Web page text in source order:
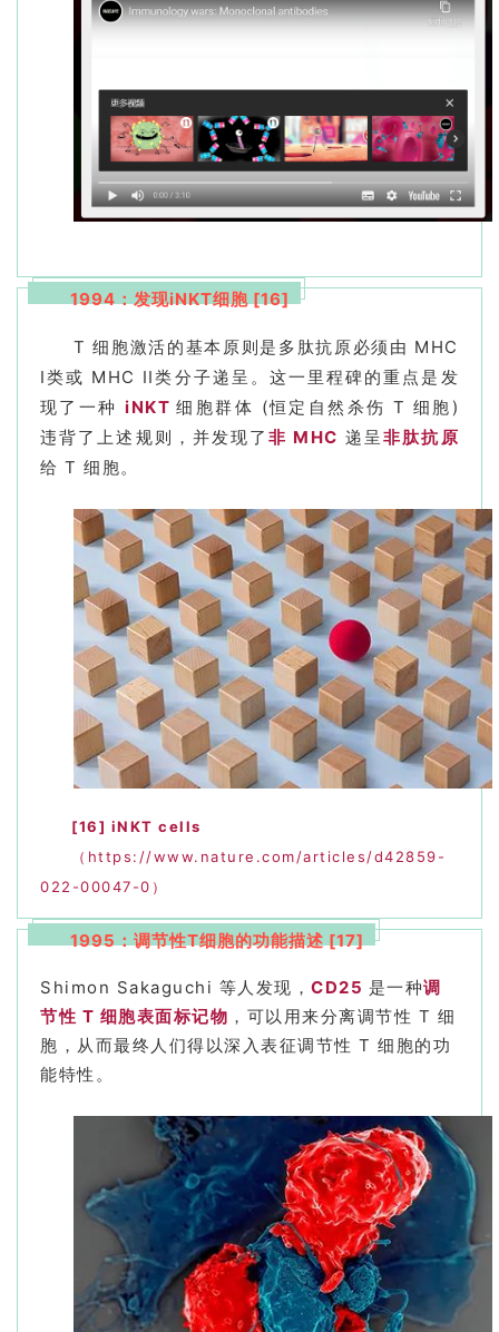
1994：发现iNKT细胞 [16]
T 细胞激活的基本原则是多肽抗原必须由 MHC
I类或 MHC II类分子递呈。这一里程碑的重点是发
现了一种iNKT细胞群体 (恒定自然杀伤 T 细胞)
违背了上述规则，并发现了非 MHC 递呈非肽抗原
给 T 细胞。
[16] iNKT cells
（https://www.nature.com/articles/d42859-
022-00047-0）
1995：调节性T细胞的功能描述 [17]
Shimon Sakaguchi 等人发现， CD25 是一种调
节性 T 细胞表面标记物 ，可以用来分离调节性 T 细
胞，从而最终人们得以深入表征调节性 T 细胞的功
能特性。